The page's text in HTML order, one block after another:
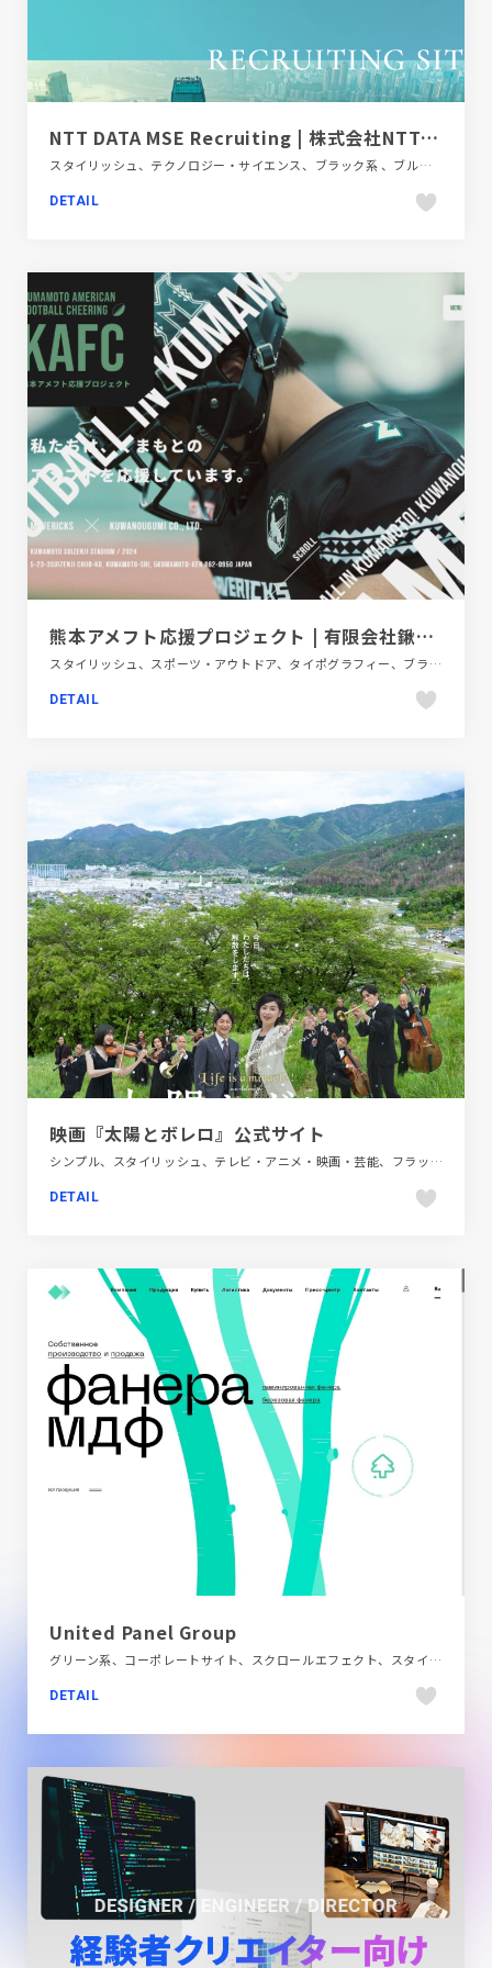
NTT DATA MSE Recruiting | 株式会社NTTデータMSE
スタイリッシュ、テクノロジー・サイエンス、ブラック系 、ブルー系、モーション多め、大きめ写真、新卒・中途採用サイト
DETAIL
熊本アメフト応援プロジェクト | 有限会社鍬農組
スタイリッシュ、スポーツ・アウトドア、タイポグラフィー、ブラック系 、ポップ、施設・店舗サイト
DETAIL
映画『太陽とボレロ』公式サイト
シンプル、スタイリッシュ、テレビ・アニメ・映画・芸能、フラットデザイン、ブラック系 、ブランド・サービスサイト、ホワイト系、手書き・ハンドメイド
DETAIL
United Panel Group
グリーン系、コーポレートサイト、スクロールエフェクト、スタイリッシュ、ホワイト系、ポップ、モーション多め、多言語対応、第一次産業・SDGs・地方創生
DETAIL